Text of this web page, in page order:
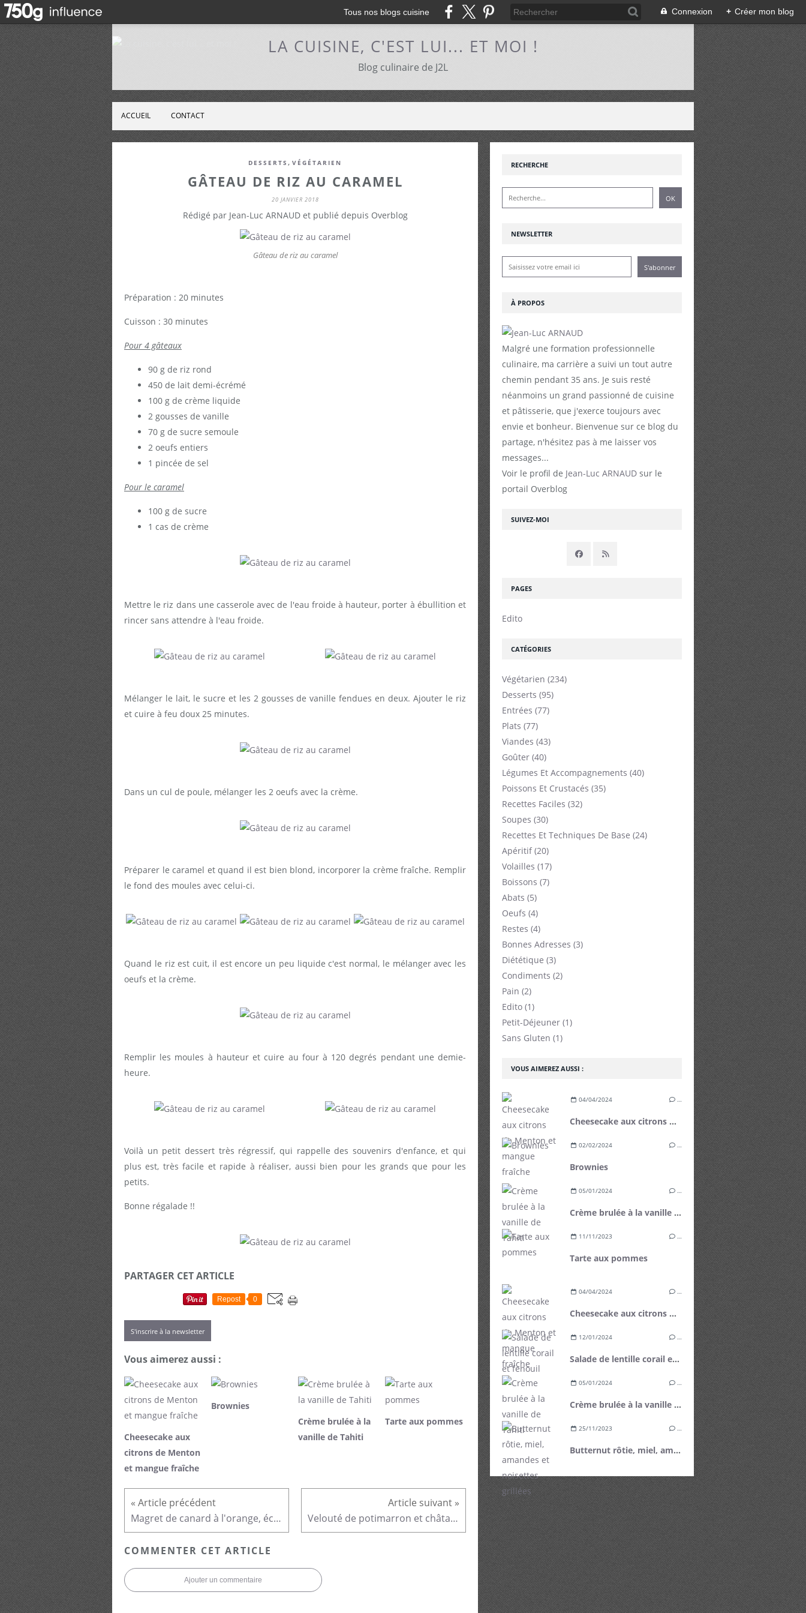
Tous nos blogs cuisine Connexion + Créer mon blog
LA CUISINE, C'EST LUI... ET MOI !
Blog culinaire de J2L
ACCUEIL CONTACT
DESSERTS , VÉGÉTARIEN
GÂTEAU DE RIZ AU CARAMEL
20 JANVIER 2018
Rédigé par Jean-Luc ARNAUD et publié depuis Overblog
Gâteau de riz au caramel
Préparation : 20 minutes
Cuisson : 30 minutes
Pour 4 gâteaux
90 g de riz rond
450 de lait demi-écrémé
100 g de crème liquide
2 gousses de vanille
70 g de sucre semoule
2 oeufs entiers
1 pincée de sel
Pour le caramel
100 g de sucre
1 cas de crème
Mettre le riz dans une casserole avec de l'eau froide à hauteur, porter à ébullition et
rincer sans attendre à l'eau froide.
Mélanger le lait, le sucre et les 2 gousses de vanille fendues en deux. Ajouter le riz
et cuire à feu doux 25 minutes.
Dans un cul de poule, mélanger les 2 oeufs avec la crème.
Préparer le caramel et quand il est bien blond, incorporer la crème fraîche. Remplir
le fond des moules avec celui-ci.
Quand le riz est cuit, il est encore un peu liquide c'est normal, le mélanger avec les
oeufs et la crème.
Remplir les moules à hauteur et cuire au four à 120 degrés pendant une demie-
heure.
Voilà un petit dessert très régressif, qui rappelle des souvenirs d'enfance, et qui
plus est, très facile et rapide à réaliser, aussi bien pour les grands que pour les
petits.
Bonne régalade !!
PARTAGER CET ARTICLE
Repost 0
S'inscrire à la newsletter
Vous aimerez aussi :
Cheesecake aux
citrons de Menton
et mangue fraîche
Brownies
Crème brulée à la
vanille de Tahiti
Tarte aux pommes
Magret de canard à l'orange, écrasé de pomme de terre à l'ail Velouté de potimarron et châtaigne, gorgonzola
COMMENTER CET ARTICLE
Ajouter un commentaire
NEWSLETTER
SUIVEZ-MOI
RECHERCHE
À PROPOS
Malgré une formation professionnelle
culinaire, ma carrière a suivi un tout autre
chemin pendant 35 ans. Je suis resté
néanmoins un grand passionné de cuisine
et pâtisserie, que j'exerce toujours avec
envie et bonheur. Bienvenue sur ce blog du
partage, n'hésitez pas à me laisser vos
messages...
Voir le profil de Jean-Luc ARNAUD sur le
portail Overblog
VOUS AIMEREZ AUSSI :
04/04/2024 …
Cheesecake aux citrons de Menton et mangue fraîche
02/02/2024 …
Brownies
05/01/2024 …
Crème brulée à la vanille de Tahiti
11/11/2023 …
Tarte aux pommes
04/04/2024 …
Cheesecake aux citrons de Menton et mangue fraîche
12/01/2024 …
Salade de lentille corail et fenouil
05/01/2024 …
Crème brulée à la vanille de Tahiti
25/11/2023 …
Butternut rôtie, miel, amandes et noisettes grillées
PAGES
Edito
CATÉGORIES
Végétarien (234)
Desserts (95)
Entrées (77)
Plats (77)
Viandes (43)
Goûter (40)
Légumes Et Accompagnements (40)
Poissons Et Crustacés (35)
Recettes Faciles (32)
Soupes (30)
Recettes Et Techniques De Base (24)
Apéritif(20)
Volailles (17)
Boissons (7)
Abats (5)
Oeufs (4)
Restes (4)
Bonnes Adresses (3)
Diététique (3)
Condiments (2)
Pain (2)
Edito (1)
Petit-Déjeuner (1)
Sans Gluten (1)